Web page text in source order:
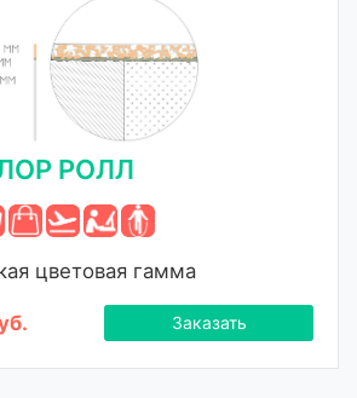
РОЛЛ
цветовая гамма
Заказать